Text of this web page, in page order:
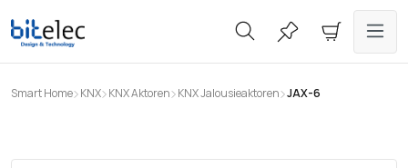
springen
Smart Home KNX KNX Aktoren KNX Jalousieaktoren JAX-6